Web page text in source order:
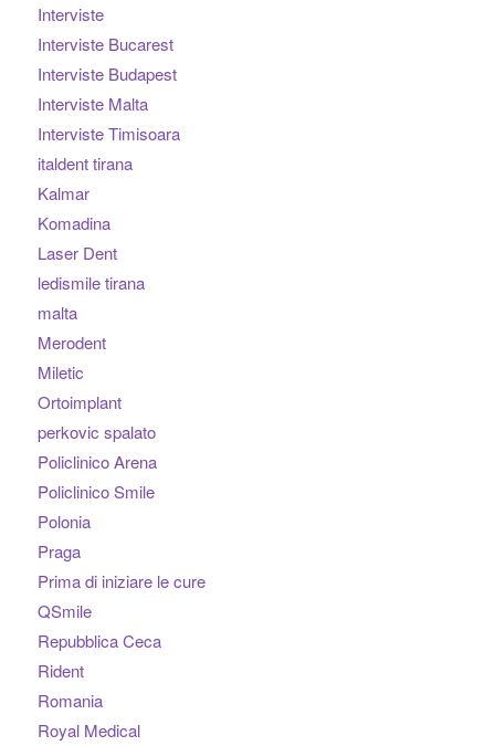
Interviste
Interviste Bucarest
Interviste Budapest
Interviste Malta
Interviste Timisoara
italdent tirana
Kalmar
Komadina
Laser Dent
ledismile tirana
malta
Merodent
Miletic
Ortoimplant
perkovic spalato
Policlinico Arena
Policlinico Smile
Polonia
Praga
Prima di iniziare le cure
QSmile
Repubblica Ceca
Rident
Romania
Royal Medical